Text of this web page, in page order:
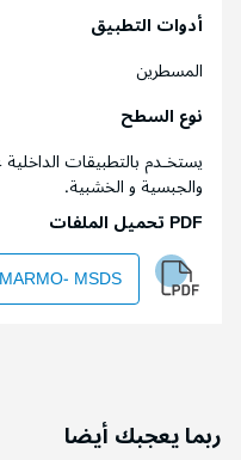
أدوات التطبيق
المسطرين
نوع السطح
يستخـدم بالتطبيقات
والجبسية و الخشبية.
PDF تحميل الملفات
MSDS
ربما يعجبك أيضا